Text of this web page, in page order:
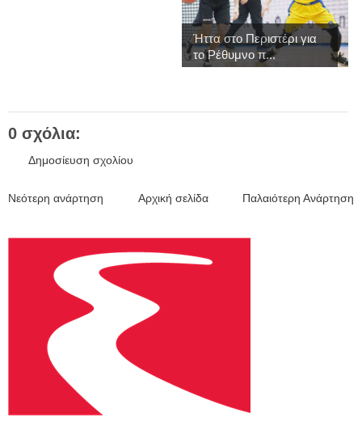
Ήττα στο Περιστέρι για
το Ρέθυμνο π...
0 σχόλια:
Δημοσίευση σχολίου
Νεότερη ανάρτηση Παλαιότερη Ανάρτηση
Αρχική σελίδα